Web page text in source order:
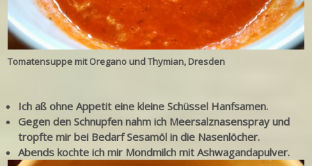
Tomatensuppe mit Oregano und Thymian, Dresden
Ich aß ohne Appetit eine kleine Schüssel Hanfsamen.
Gegen den Schnupfen nahm ich Meersalznasenspray und
tropfte mir bei Bedarf Sesamöl in die Nasenlöcher.
Abends kochte ich mir Mondmilch mit Ashwagandapulver.